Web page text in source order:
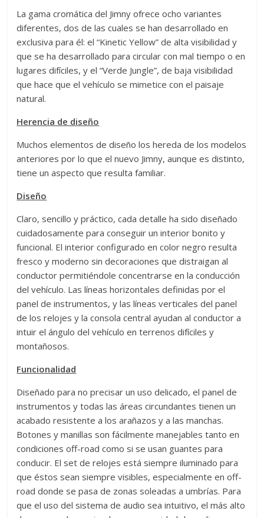
La gama cromática del Jimny ofrece ocho variantes
diferentes, dos de las cuales se han desarrollado en
exclusiva para él: el “Kinetic Yellow” de alta visibilidad y
que se ha desarrollado para circular con mal tiempo o en
lugares difíciles, y el “Verde Jungle”, de baja visibilidad
que hace que el vehículo se mimetice con el paisaje
natural.
Herencia de diseño
Muchos elementos de diseño los hereda de los modelos
anteriores por lo que el nuevo Jimny, aunque es distinto,
tiene un aspecto que resulta familiar.
Diseño
Claro, sencillo y práctico, cada detalle ha sido diseñado
cuidadosamente para conseguir un interior bonito y
funcional. El interior configurado en color negro resulta
fresco y moderno sin decoraciones que distraigan al
conductor permitiéndole concentrarse en la conducción
del vehículo. Las líneas horizontales definidas por el
panel de instrumentos, y las líneas verticales del panel
de los relojes y la consola central ayudan al conductor a
intuir el ángulo del vehículo en terrenos difíciles y
montañosos.
Funcionalidad
Diseñado para no precisar un uso delicado, el panel de
instrumentos y todas las áreas circundantes tienen un
acabado resistente a los arañazos y a las manchas.
Botones y manillas son fácilmente manejables tanto en
condiciones off-road como si se usan guantes para
conducir. El set de relojes está siempre iluminado para
que éstos sean siempre visibles, especialmente en off-
road donde se pasa de zonas soleadas a umbrías. Para
que el uso del sistema de audio sea intuitivo, el más alto